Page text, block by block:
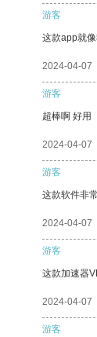
游客
这款app就
2024-04-07
游客
超棒啊 好用
2024-04-07
游客
这款软件非
2024-04-07
游客
这款加速器
2024-04-07
游客